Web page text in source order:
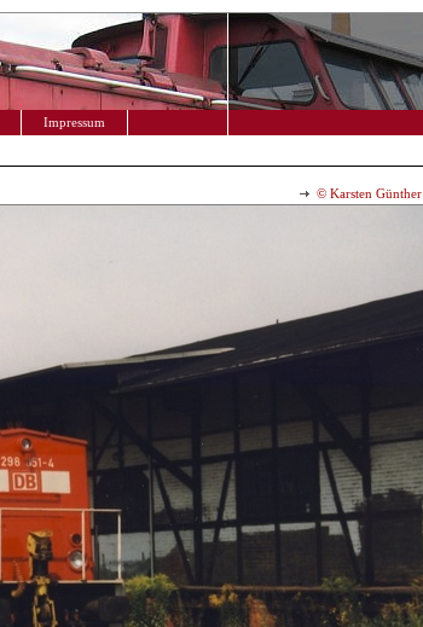
Impressum
© Karsten Günther